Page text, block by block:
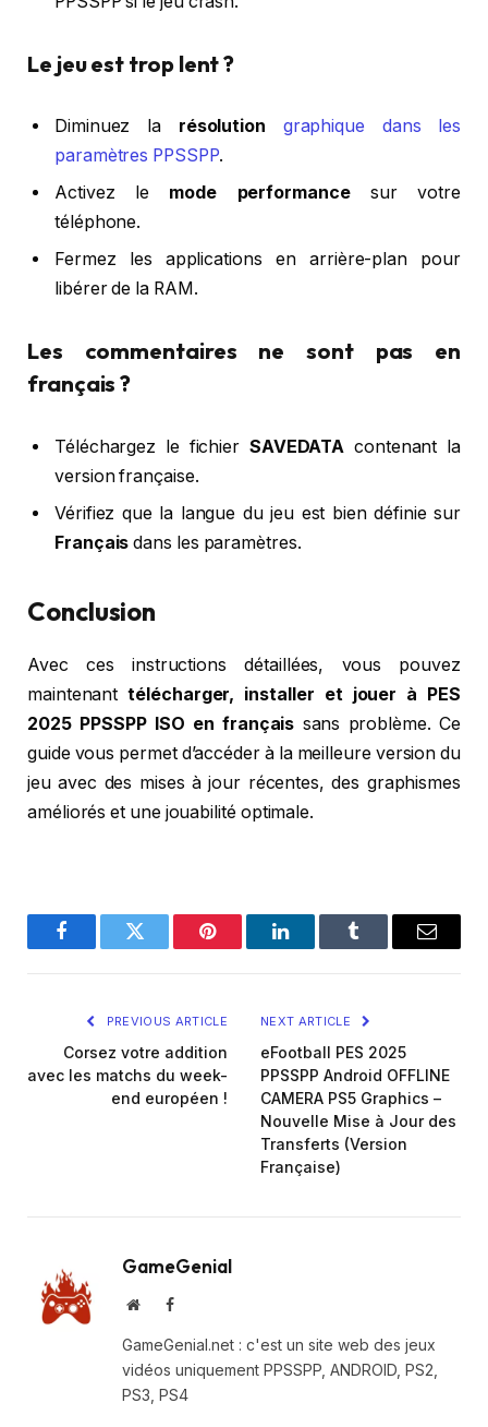
Le jeu est trop lent ?
Diminuez la résolution graphique dans les
paramètres PPSSPP.
Activez le mode performancesur votre
téléphone.
Fermez les applications en arrière-plan pour
libérer de la RAM.
Les commentaires ne sont pas en
français ?
Téléchargez le fichier SAVEDATA contenant la
version française.
Vérifiez que la langue du jeu est bien définie sur
Français dans les paramètres.
Conclusion
Avec ces instructions détaillées, vous pouvez
maintenanttélécharger, installer et jouer à PES
2025 PPSSPP ISO en français sans problème. Ce
guide vous permet d’accéder à la meilleure version du
jeu avec des mises à jour récentes, des graphismes
améliorés et une jouabilité optimale.
FacebookTwitter Pinterest LinkedInTumblr Email
PREVIOUS ARTICLE
Corsez votre addition
avec les matchs du week-
end européen !
NEXT ARTICLE
eFootball PES 2025
PPSSPP Android OFFLINE
CAMERA PS5 Graphics –
Nouvelle Mise à Jour des
Transferts (Version
Française)
GameGenial
WebsiteFacebook
GameGenial.net : c'est un site web des jeux
vidéos uniquement PPSSPP, ANDROID, PS2,
PS3, PS4